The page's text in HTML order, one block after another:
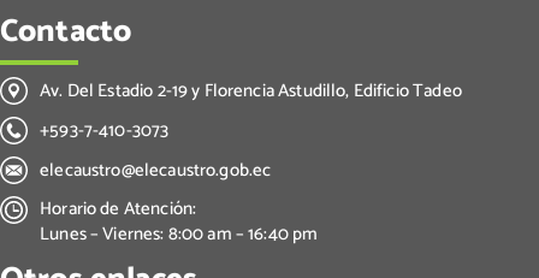
Contacto
Av. Del Estadio 2-19 y Florencia Astudillo, Edificio Tadeo
+593-7-410-3073
elecaustro@elecaustro.gob.ec
Horario de Atención:
Lunes – Viernes: 8:00 am – 16:40 pm